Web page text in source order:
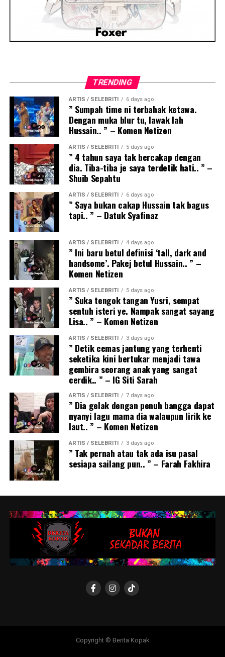
TRENDING
ARTIS / SELEBRITI 6 days ago
” Sumpah time ni terbahak ketawa.
Dengan muka blur tu, lawak lah
Hussain.. ” – Komen Netizen
ARTIS / SELEBRITI 5 days ago
” 4 tahun saya tak bercakap dengan
dia. Tiba-tiba je saya terdetik hati.. ” –
Shuib Sepahtu
ARTIS / SELEBRITI 6 days ago
” Saya bukan cakap Hussain tak bagus
tapi.. ” – Datuk Syafinaz
ARTIS / SELEBRITI 4 days ago
” Ini baru betul definisi ‘tall, dark and
handsome’. Pakej betul Hussain.. ” –
Komen Netizen
ARTIS / SELEBRITI 5 days ago
” Suka tengok tangan Yusri, sempat
sentuh isteri ye. Nampak sangat sayang
Lisa.. ” – Komen Netizen
ARTIS / SELEBRITI 3 days ago
” Detik cemas jantung yang terhenti
seketika kini bertukar menjadi tawa
gembira seorang anak yang sangat
cerdik.. ” – IG Siti Sarah
ARTIS / SELEBRITI 7 days ago
” Dia gelak dengan penuh bangga dapat
nyanyi lagu mama dia walaupun lirik ke
laut.. ” – Komen Netizen
ARTIS / SELEBRITI 3 days ago
” Tak pernah atau tak ada isu pasal
sesiapa sailang pun.. ” – Farah Fakhira
Copyright © Berita Kopak